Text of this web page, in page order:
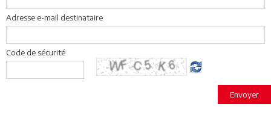
Adresse e-mail destinataire
Code de sécurité
Envoyer